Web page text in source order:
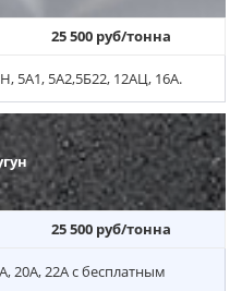
25 500 руб/тонна
5А1, 5А2,5Б22, 12АЦ, 16А.
25 500 руб/тонна
20А, 22А с бесплатным